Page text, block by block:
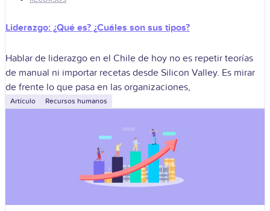
Liderazgo: ¿Qué es? ¿Cuáles son sus tipos?
Hablar de liderazgo en el Chile de hoy no es repetir teorías
de manual ni importar recetas desde Silicon Valley. Es mirar
de frente lo que pasa en las organizaciones,
Artículo Recursos humanos